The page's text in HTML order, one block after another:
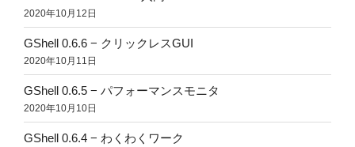
2020年10月12日
GShell 0.6.6 − クリックレスGUI
2020年10月11日
GShell 0.6.5 − パフォーマンスモニタ
2020年10月10日
GShell 0.6.4 − わくわくワーク